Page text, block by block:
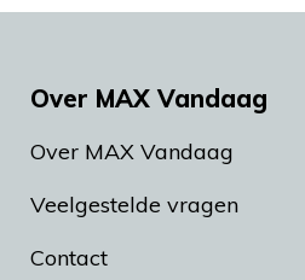
Over MAX Vandaag
Over MAX Vandaag
Veelgestelde vragen
Contact